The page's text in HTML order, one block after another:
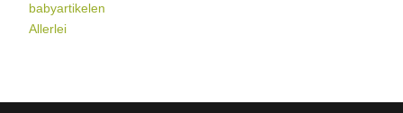
babyartikelen
Allerlei